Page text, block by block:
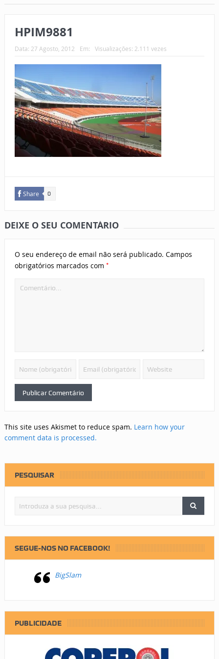
HPIM9881
Data: 27 Agosto, 2012 Em: Visualizações: 2.111 vezes
Share 0
DEIXE O SEU COMENTÁRIO
O seu endereço de email não será publicado. Campos
obrigatórios marcados com *
This site uses Akismet to reduce spam. Learn how your
comment data is processed.
PESQUISAR
SEGUE-NOS NO FACEBOOK!
BigSlam
PUBLICIDADE